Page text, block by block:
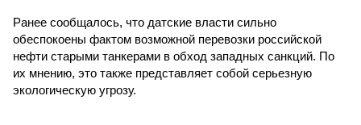
Ранее сообщалось, что датские власти сильно
обеспокоены фактом возможной перевозки российской
нефти старыми танкерами в обход западных санкций. По
их мнению, это также представляет собой серьезную
экологическую угрозу.